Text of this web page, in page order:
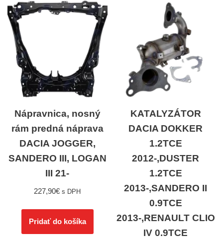
Nápravnica, nosný
rám predná náprava
DACIA JOGGER,
SANDERO III, LOGAN
III 21-
227,90€ s DPH
Pridať do košíka
KATALYZÁTOR
DACIA DOKKER
1.2TCE
2012-,DUSTER
1.2TCE
2013-,SANDERO II
0.9TCE
2013-,RENAULT CLIO
IV 0.9TCE